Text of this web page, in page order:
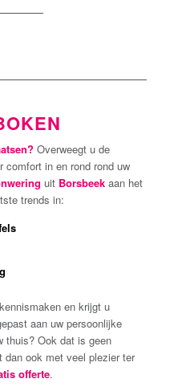
Overweegt u de
comfort in en rond rond uw
uitBorsbeek aan het
trends in:
en krijgt u
aan uw persoonlijke
thuis? Ook dat is geen
dan ook met veel plezier ter
offerte.